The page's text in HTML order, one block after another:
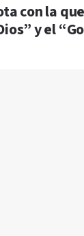
con la
y el